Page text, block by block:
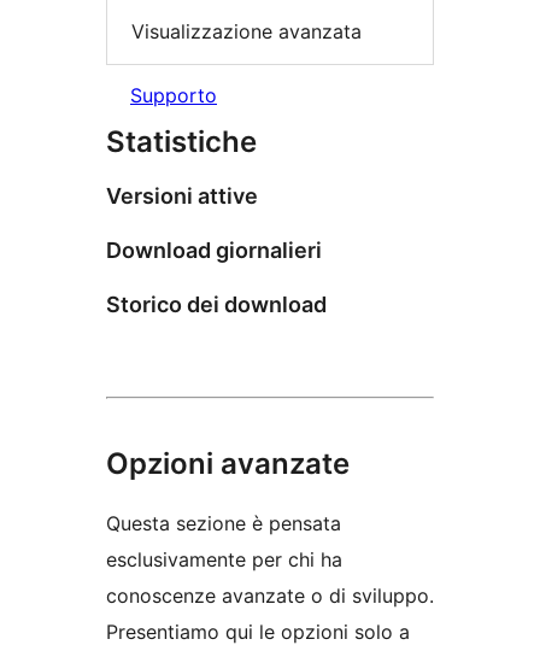
Visualizzazione avanzata
Supporto
Statistiche
Versioni attive
Download giornalieri
Storico dei download
Opzioni avanzate
Questa sezione è pensata
esclusivamente per chi ha
conoscenze avanzate o di sviluppo.
Presentiamo qui le opzioni solo a